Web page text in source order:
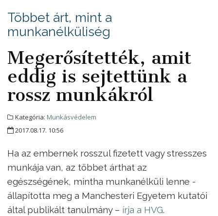
Többet árt, mint a
munkanélküliség
Megerősítették, amit
eddig is sejtettünk a
rossz munkákról
Kategória: Munkásvédelem
2017.08.17. 10:56
Ha az embernek rosszul fizetett vagy stresszes
munkája van, az többet árthat az
egészségének, mintha munkanélküli lenne -
állapította meg a Manchesteri Egyetem kutatói
által publikált tanulmány – írja a HVG.